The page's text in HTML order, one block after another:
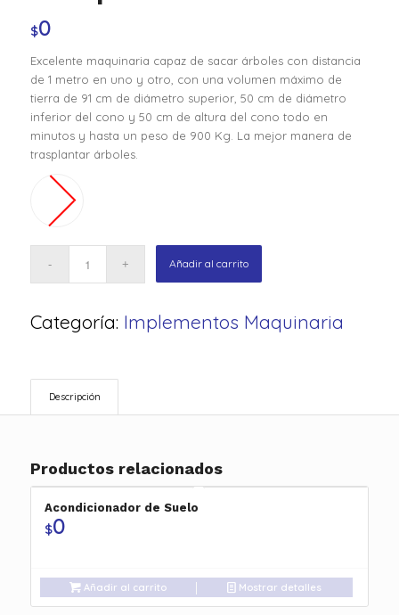
$0
Excelente maquinaria capaz de sacar árboles con distancia
de 1 metro en uno y otro, con una volumen máximo de
tierra de 91 cm de diámetro superior, 50 cm de diámetro
inferior del cono y 50 cm de altura del cono todo en
minutos y hasta un peso de 900 Kg. La mejor manera de
trasplantar árboles.
Añadir al carrito
Categoría: Implementos Maquinaria
Descripción
Productos relacionados
Acondicionador de Suelo
$0
Añadir al carrito Mostrar detalles